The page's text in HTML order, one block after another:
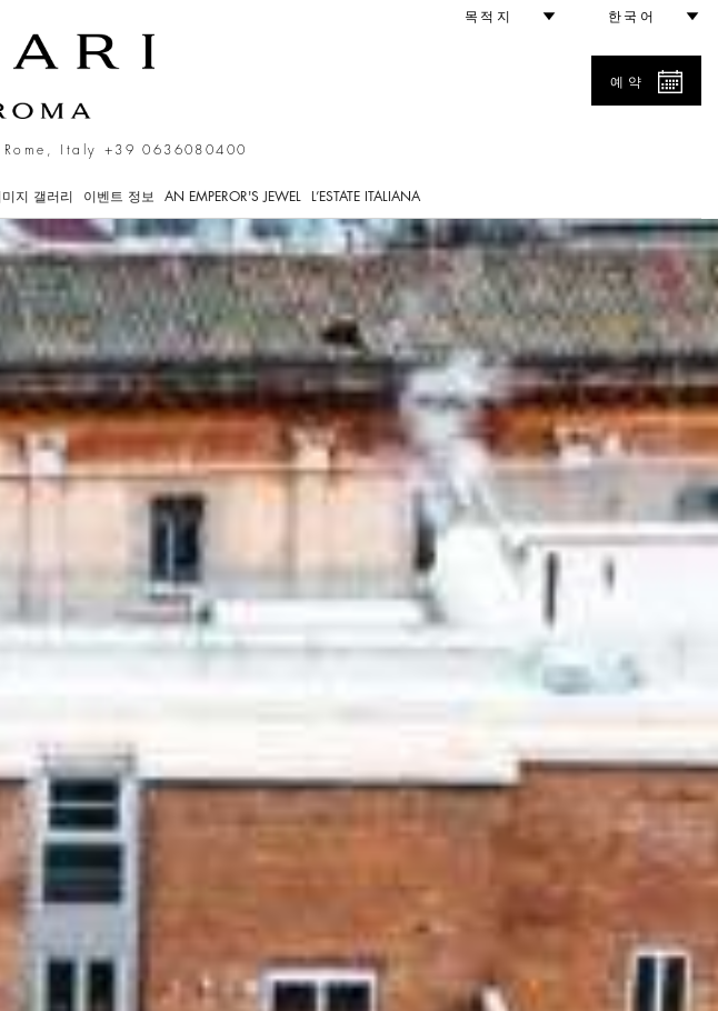
목적지 한국어
Italy +39 0636080400
예약
미지 갤러리 이벤트 정보 AN EMPEROR'S JEWEL L’ESTATE ITALIANA